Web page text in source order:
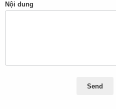
Nội dung
Send